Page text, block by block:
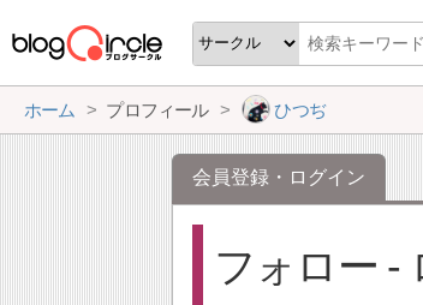
ホーム プロフィール ひつぢ
会員登録・ログイン
フォロー -